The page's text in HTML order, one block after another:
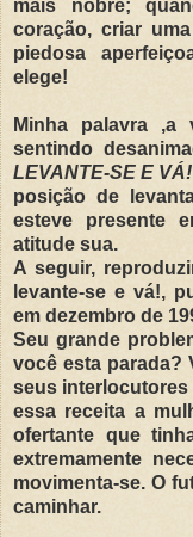
mais nobre;
coração, criar
piedosa
elege!
Minha palavra ,a
sentindo
LEVANTE-SE E VÁ!
posição de
esteve presente
atitude sua.
A seguir,
levante-se evá!,
em dezembro de
Seu grande
você esta parada?
seus interlocutores
essa receita a
ofertante que
extremamente
movimenta-se. O
caminhar.